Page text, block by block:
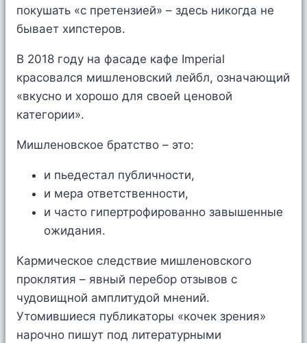
покушать «с претензией» – здесь никогда не
бывает хипстеров.
В 2018 году на фасаде кафе Imperial
красовался мишленовский лейбл, означающий
«вкусно и хорошо для своей ценовой
категории».
Мишленовское братство – это:
и пьедестал публичности,
и мера ответственности,
и часто гипертрофированно завышенные
ожидания.
Кармическое следствие мишленовского
проклятия – явный перебор отзывов с
чудовищной амплитудой мнений.
Утомившиеся публикаторы «кочек зрения»
нарочно пишут под литературными